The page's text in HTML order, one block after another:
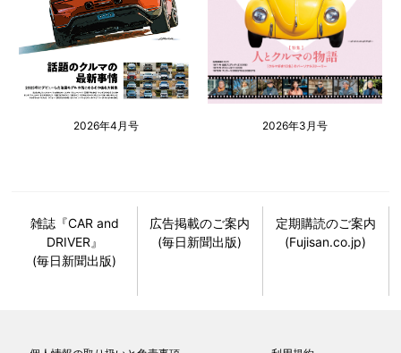
2026年4月号 2026年3月号
雑誌『CAR and
DRIVER』
(毎日新聞出版)
広告掲載のご案内
(毎日新聞出版)
定期購読のご案内
(Fujisan.co.jp)